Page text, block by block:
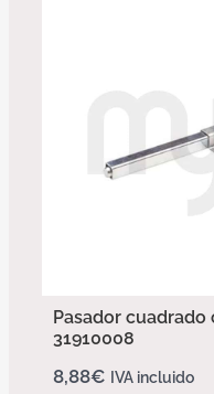
Pasador
31910008
8,88€ IVA incluido